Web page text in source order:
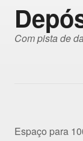
Com pista de
Espaço para